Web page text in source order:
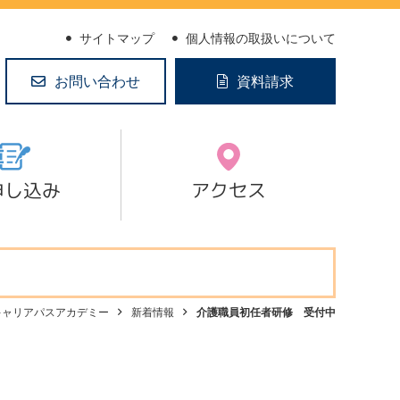
サイトマップ 個人情報の取扱いについて
お問い合わせ 資料請求
込み アクセス
リアパスアカデミー 新着情報 介護職員初任者研修 受付中